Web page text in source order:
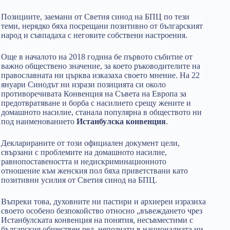
Позициите, заемани от Светия синод на БПЦ по тези
теми, нерядко бяха посрещани позитивно от българският
народ и съвпадаха с неговите собствени настроения.
Още в началото на 2018 година бе първото събитие от
важно обществено значение, за което ръководителите на
православната ни църква изказаха своето мнение. На 22
януари Синодът ни изрази позицията си около
противоречивата Конвенция на Съвета на Европа за
предотвратяване и борба с насилието срещу жените и
домашното насилие, станала популярна в обществото ни
под наименованието Истанбулска конвенция.
Декларираните от този официален документ цели,
свързани с проблемите на домашното насилие,
равнопоставеността и недискриминационното
отношение към женския пол бяха приветствани като
позитивни усилия от Светия синод на БПЦ.
Въпреки това, духовните ни пастири и архиереи изразиха
своето особено безпокойство относно „въвеждането чрез
Истанбулската конвенция на понятия, несъвместими с